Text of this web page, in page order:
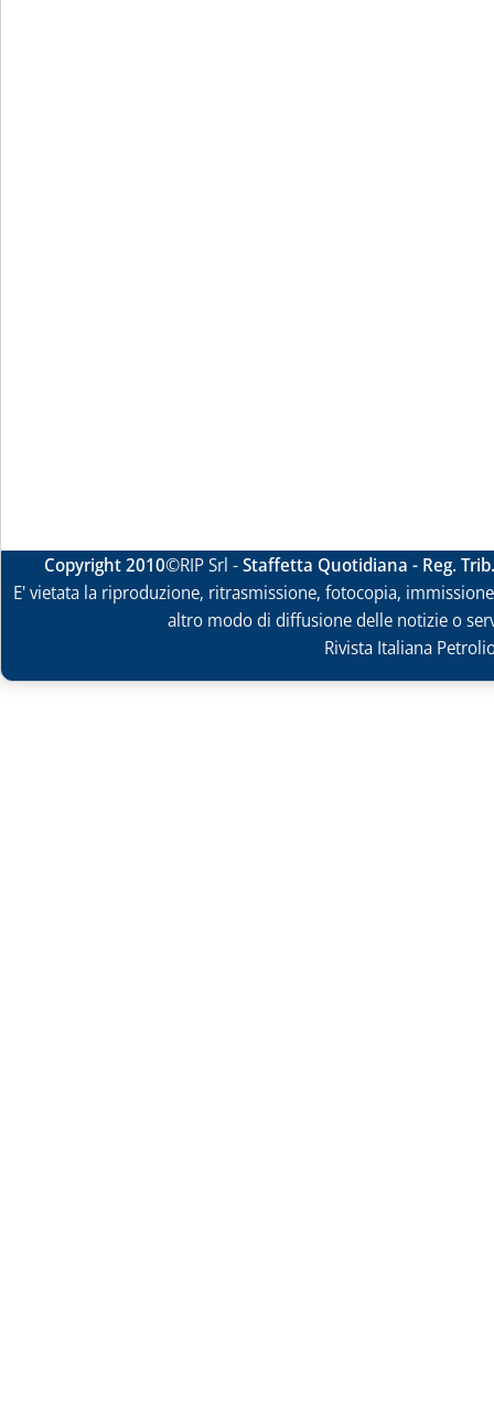
Copyright 2010©RIP Srl -Staffetta Quotidiana - Reg.
E' vietata la riproduzione, ritrasmissione, fotocopia,
altro modo di diffusione delle notizie o
Rivista Italiana